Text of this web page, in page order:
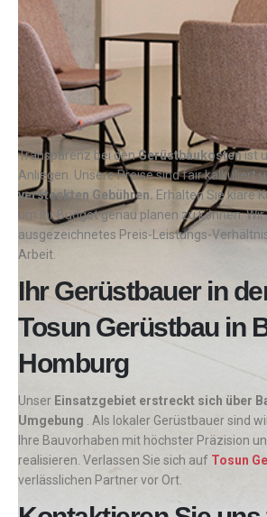
Transparenz bei denGerüstbaukostenist
Anliegen. Unsere Preise sind fair kalkuliert
versteckten Gebühren. Erhalten Sie klare
um Ihr Budget genau planen zu können.
ausgezeichnetes Preis-Leistungs-
Arbeit.
Ihr Gerüstbauer in
Tosun Gerüstbau in
Homburg
Unser Einsatzgebiet erstreckt sich über
Umgebung
. Als lokaler Gerüstbauer sind
Ihre Bauvorhaben mit höchster Präzision
realisieren. Verlassen Sie sich auf Tosun
verlässlichen Partner vor Ort.